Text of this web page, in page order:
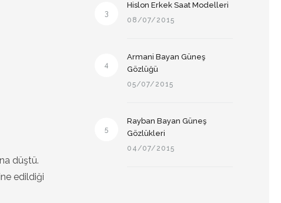
düştü.
edildiği
3
Hislon Erkek Saat Modelleri
08/07/2015
4
Armani Bayan Güneş
Gözlüğü
05/07/2015
5
Rayban Bayan Güneş
Gözlükleri
04/07/2015